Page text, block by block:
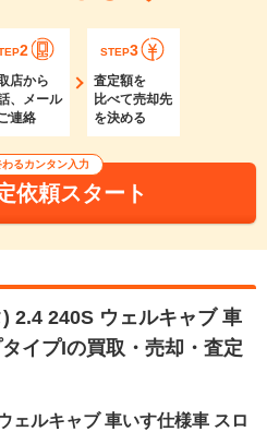
2
店から
、メール
連絡
STEP3
査定額を
比べて売却先
を決める
るカンタン入力
依頼スタート
2.4 240S ウェルキャブ 車
イプIの買取・売却・査定
ェルキャブ 車いす仕様車 スロ